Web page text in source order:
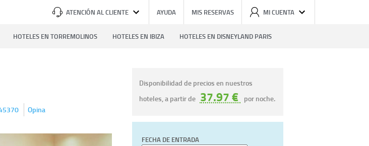
ATENCIÓN AL CLIENTE AYUDA MIS RESERVAS MI CUENTA
HOTELES EN TORREMOLINOS HOTELES EN IBIZA HOTELES EN DISNEYLAND PARIS
Opina
Disponibilidad de precios en nuestros
hoteles, a partir de 37.97 € por noche.
FECHA DE ENTRADA